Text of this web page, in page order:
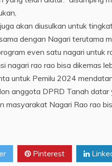
akan diusulkan untuk
dengan Nagari terutama
even satu nagari untuk
nagari rao rao bisa dikemas
untuk Pemilu 2024
anggota DPRD Tanah
masyarakat Nagari Rao rao
Pinterest